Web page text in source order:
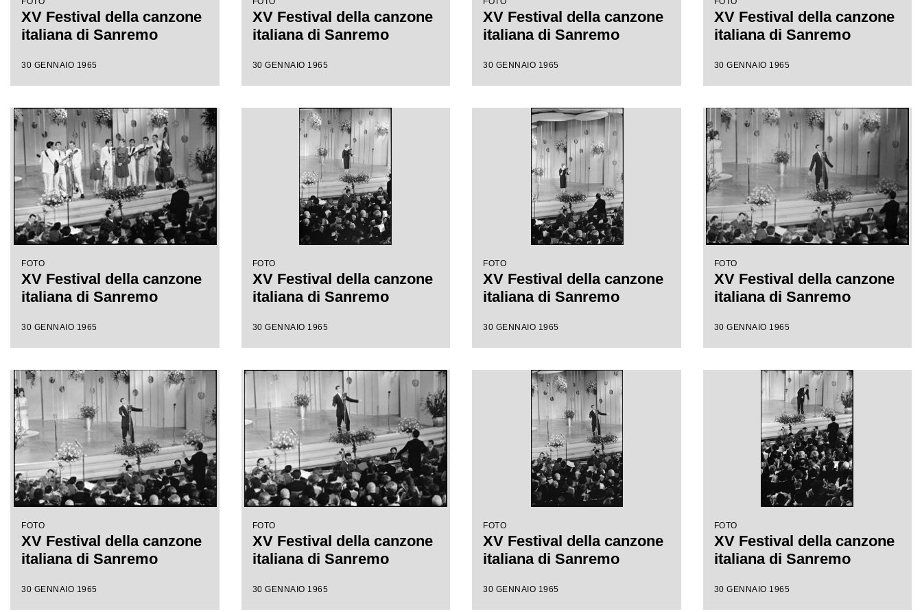
XV Festival della canzone
italiana di Sanremo
30 GENNAIO 1965
XV Festival della canzone
italiana di Sanremo
30 GENNAIO 1965
XV Festival della canzone
italiana di Sanremo
30 GENNAIO 1965
XV Festival della canzone
italiana di Sanremo
30 GENNAIO 1965
FOTO
XV Festival della canzone
italiana di Sanremo
30 GENNAIO 1965
FOTO
XV Festival della canzone
italiana di Sanremo
30 GENNAIO 1965
FOTO
XV Festival della canzone
italiana di Sanremo
30 GENNAIO 1965
FOTO
XV Festival della canzone
italiana di Sanremo
30 GENNAIO 1965
FOTO
XV Festival della canzone
italiana di Sanremo
30 GENNAIO 1965
FOTO
XV Festival della canzone
italiana di Sanremo
30 GENNAIO 1965
FOTO
XV Festival della canzone
italiana di Sanremo
30 GENNAIO 1965
FOTO
XV Festival della canzone
italiana di Sanremo
30 GENNAIO 1965